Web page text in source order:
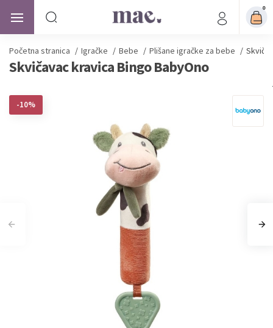
0
Početna stranica / Igračke / Bebe / Plišane igračke za bebe /
Skvičavac kravica Bingo BabyOno
-10%